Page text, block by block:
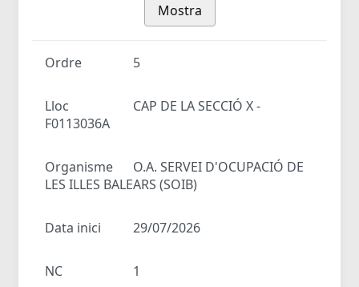
Mostra
Ordre 5
Lloc
CAP DE LA SECCIÓ X -
F0113036A
Organisme
O.A. SERVEI D'OCUPACIÓ DE
LES ILLES BALEARS (SOIB)
Data inici 29/07/2026
NC 1